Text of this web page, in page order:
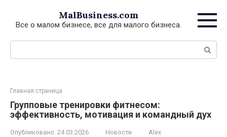
контенту
MalBusiness.com
Все о малом бизнесе, все для малого бизнеса.
Поиск:
Главная страница
Групповые тренировки фитнесом:
эффективность, мотивация и командный дух
Опубликовано: 24.03.2026 Новости Alex